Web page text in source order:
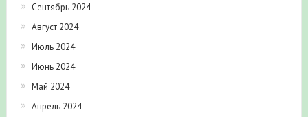
Сентябрь 2024
Август 2024
Июль 2024
Июнь 2024
Май 2024
Апрель 2024